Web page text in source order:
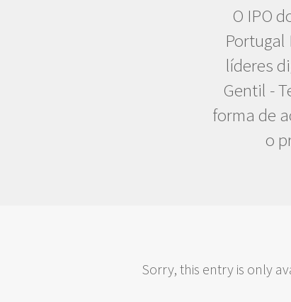
O IPO
líderes
Gentil -
forma de
o
Sorry, this entry is only